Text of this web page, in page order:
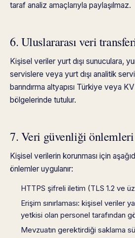
taraf analiz amaçlarıyla paylaşılmaz.
6. Uluslararası veri
Kişisel veriler yurt dışı sunuculara,
servislere veya yurt dışı analitik
barındırma altyapısı Türkiye veya
bölgelerinde tutulur.
7. Veri güvenliği önlemleri
Kişisel verilerin korunması için
önlemler uygulanır:
HTTPS şifreli iletim (TLS 1.2 ve
Erişim sınırlaması: kişisel veriler
yetkisi olan personel tarafından
Mevzuatın gerektirdiği saklama